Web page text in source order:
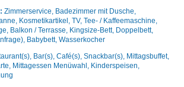
Zimmerservice, Badezimmer mit Dusche,
Kosmetikartikel, TV, Tee- / Kaffeemaschine,
Balkon / Terrasse, Kingsize-Bett, Doppelbett,
Babybett, Wasserkocher
Bar(s), Café(s), Snackbar(s), Mittagsbuffet,
Mittagessen Menüwahl, Kinderspeisen,